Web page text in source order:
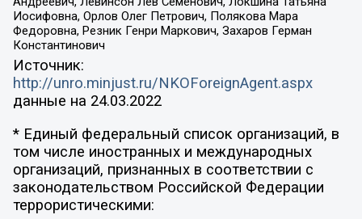
Иосифовна, Орлов Олег Петрович, Полякова Мара
Федоровна, Резник Генри Маркович, Захаров Герман
Константинович
Источник:
http://unro.minjust.ru/NKOForeignAgent.aspx
данные на 24.03.2022
* Единый федеральный список организаций, в
том числе иностранных и международных
организаций, признанных в соответствии с
законодательством Российской Федерации
террористическими: